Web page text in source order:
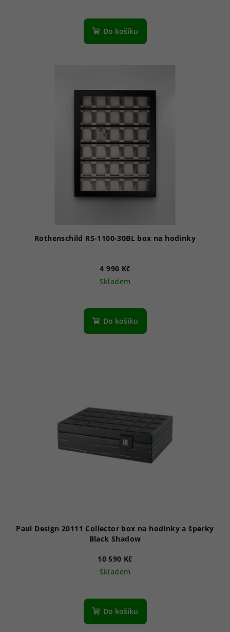
Do košíku
Rothenschild RS-1100-30BL box na hodinky
4 990 Kč
Skladem
Do košíku
Paul Design 20111 Collector box na hodinky a šperky
Black Shadow
10 590 Kč
Skladem
Do košíku